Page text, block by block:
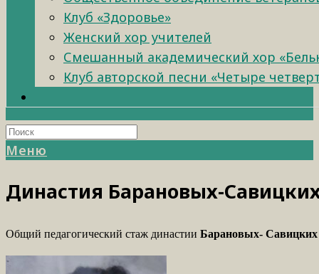
Клуб «Здоровье»
Женский хор учителей
Смешанный академический хор
Клуб авторской песни «Четыре
Меню
Династия Барановых-
Общий педагогический стаж династии Барановых- Савицких